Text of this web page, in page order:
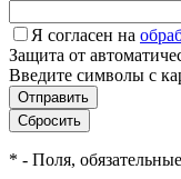
Я согласен на
Защита от
Введите символы с
* - Поля,